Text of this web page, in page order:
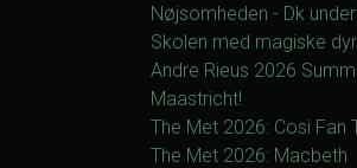
Nøjsomheden - Dk
Skolen med magiske
Andre Rieus 2026
Maastricht!
The Met 2026: Cosi Fan
The Met 2026: Macbeth